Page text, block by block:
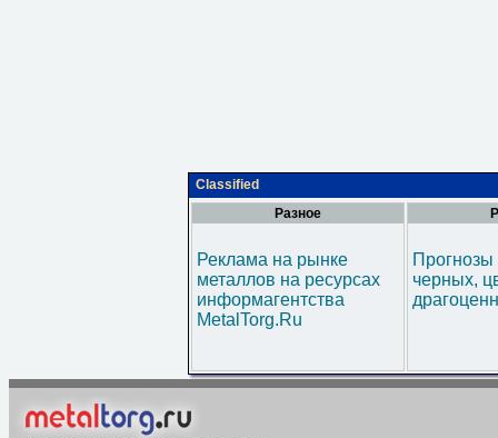
Classified
Разное
Реклама на рынке
металлов на ресурсах
информагентства
MetalTorg.Ru
черных,